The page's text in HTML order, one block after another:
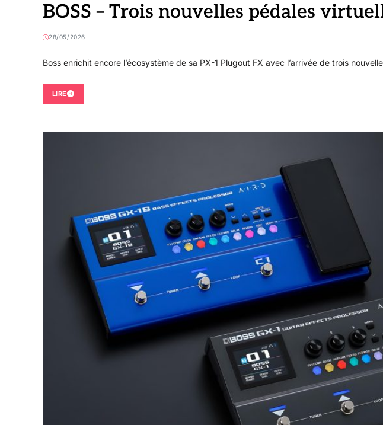
BOSS – Trois nouvelles pédales
28/05/2026
Boss enrichit encore l’écosystème de sa PX-1 Plugout FX avec l’arrivée de trois
LIRE